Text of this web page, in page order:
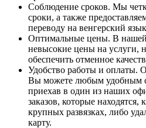
Соблюдение сроков. Мы
сроки, а также
переводу на венгерский
Оптимальные цены. В
невысокие цены на услуги,
обеспечить отменное
Удобство работы и оплаты.
Вы можете любым удобным
приехав в один из наших
заказов, которые находятся,
крупных развязках, либо
карту.